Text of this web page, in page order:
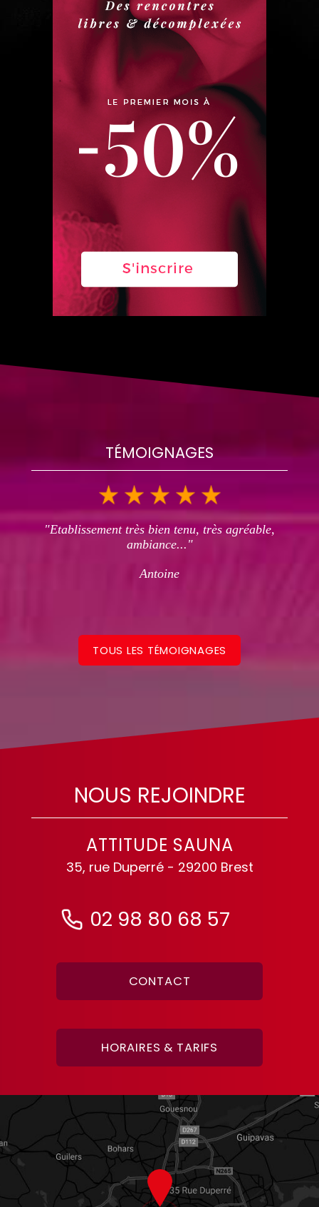
TÉMOIGNAGES
"Etablissement très bien tenu, très agréable,
ambiance..."
Antoine
TOUS LES TÉMOIGNAGES
NOUS REJOINDRE
ATTITUDE SAUNA
35, rue Duperré - 29200 Brest
02 98 80 68 57
CONTACT
HORAIRES & TARIFS